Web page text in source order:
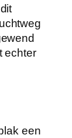
echter
een